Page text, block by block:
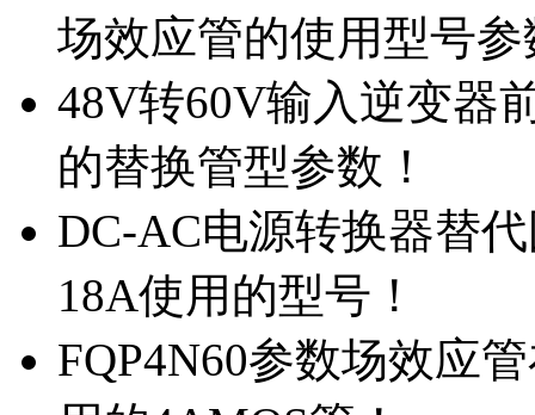
场效应管的使用型号参
48V转60V输入逆变器
的替换管型参数！
DC-AC电源转换器替
18A使用的型号！
FQP4N60参数场效应